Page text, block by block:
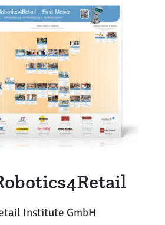
Institute GmbH
+ Sicherheit